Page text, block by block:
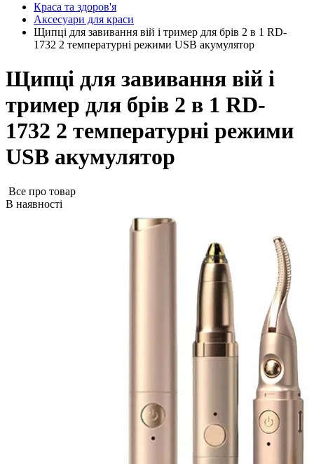
Краса та здоров'я
Аксесуари для краси
Щипці для завивання вій і тример для брів 2 в 1 RD-
1732 2 температурні режими USB акумулятор
Щипці для завивання вій і
тример для брів 2 в 1 RD-
1732 2 температурні режими
USB акумулятор
Все про товар
В наявності